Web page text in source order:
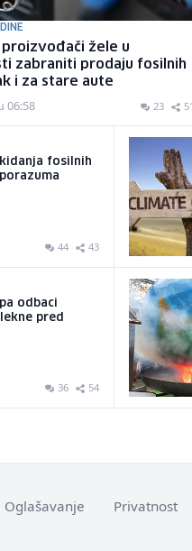
proizvođači žele u
zabraniti prodaju fosilnih
i za stare aute
06:58 23 51
fosilnih
44 43
odbaci
pred
36 54
Oglašavanje Privatnost